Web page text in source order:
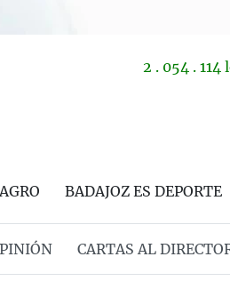
2 . 054 . 114
AGRO BADAJOZ ES DEPORTE
CARTAS AL